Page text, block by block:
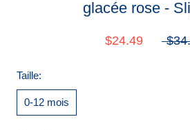
glacée rose -
$24.49
Taille:
0-12 mois